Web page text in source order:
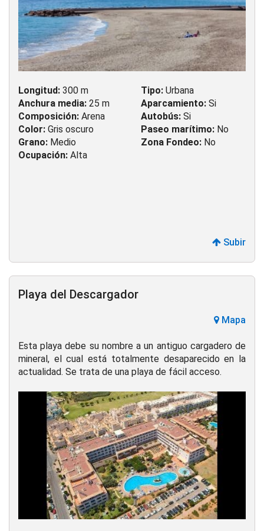
Longitud: 300 m
Anchura media: 25 m
Composición: Arena
Color: Gris oscuro
Grano: Medio
Ocupación: Alta
Tipo: Urbana
Aparcamiento: Si
Autobús: Si
Paseo marítimo: No
Zona Fondeo: No
Subir
Playa del Descargador
Mapa
Esta playa debe su nombre a un antiguo cargadero de
mineral, el cual está totalmente desaparecido en la
actualidad. Se trata de una playa de fácil acceso.